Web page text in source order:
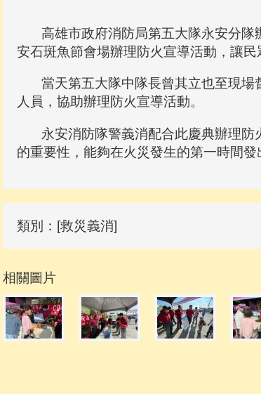
高雄市政府消防局第五大隊永安分隊
安石斑魚節會場辦理防火宣導活動，讓民
當天第五大隊中隊長曾其立也至現場
人員，協助辦理防火宣導活動。
永安消防隊警義消配合此慶典辦理防
的重要性，能夠在火災發生的第一時間
類別：[救災義消]
相關圖片